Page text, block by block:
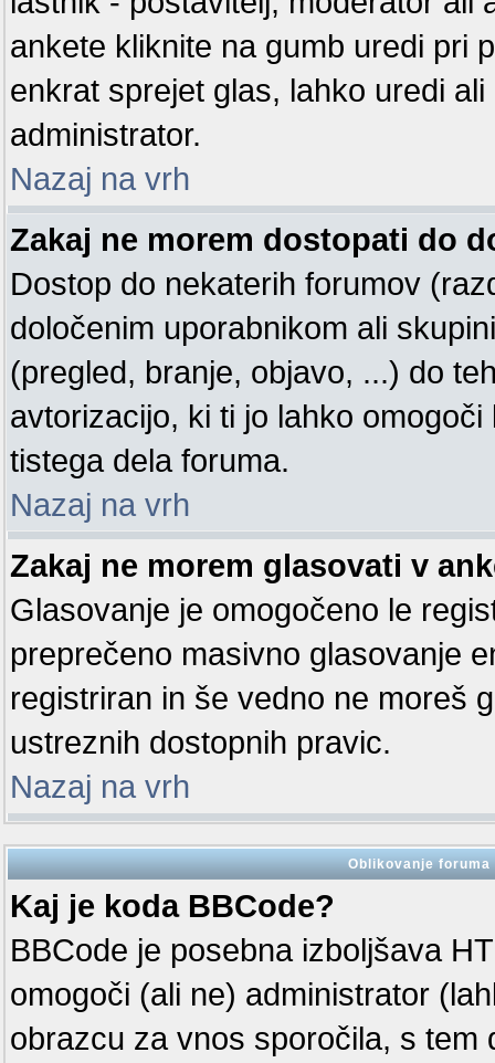
ankete kliknite na gumb uredi pri
enkrat sprejet glas, lahko uredi
administrator.
Nazaj na vrh
Zakaj ne morem dostopati do
Dostop do nekaterih forumov
določenim uporabnikom ali
(pregled, branje, objavo, ...) do
avtorizacijo, ki ti jo lahko
tistega dela foruma.
Nazaj na vrh
Zakaj ne morem glasovati v
Glasovanje je omogočeno le
preprečeno masivno glasovanje
registriran in še vedno ne moreš
ustreznih dostopnih pravic.
Nazaj na vrh
Oblikovanje
Kaj je koda BBCode?
BBCode je posebna izboljšava
omogoči (ali ne) administrator
obrazcu za vnos sporočila, s tem